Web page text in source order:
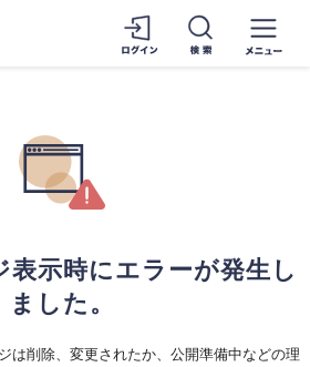
示時にエラーが発生し
ました。
は削除、変更されたか、公開準備中などの理